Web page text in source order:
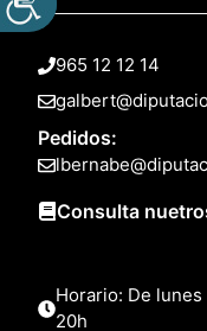
965 12 12 14
Pedidos:
Consulta
Horario: De
20h